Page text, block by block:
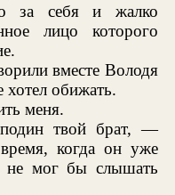
за себя и жалко
лицо которого
вместе Володя
обижать.
меня.
твой брат, —
когда он уже
не мог бы слышать